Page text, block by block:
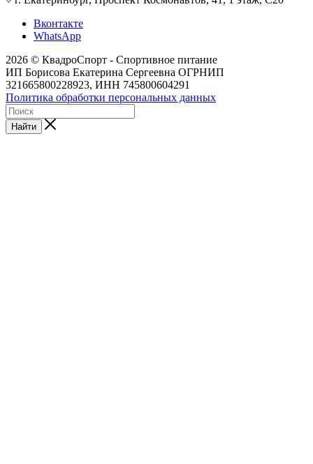
Вконтакте
WhatsApp
2026 © КвадроСпорт - Спортивное питание
ИП Борисова Екатерина Сергеевна ОГРНИП
321665800228923, ИНН 745800604291
Политика обработки персональных данных
Найти